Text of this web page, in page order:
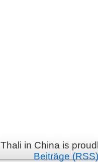
Thali in China is
Beiträge (RSS)